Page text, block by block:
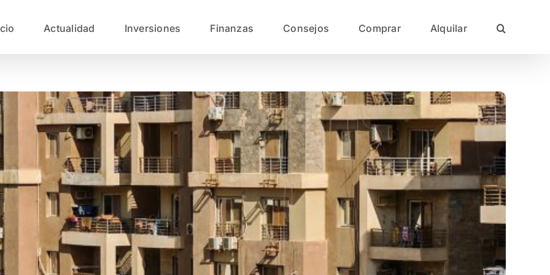
Actualidad Inversiones Finanzas Consejos Comprar Alquilar